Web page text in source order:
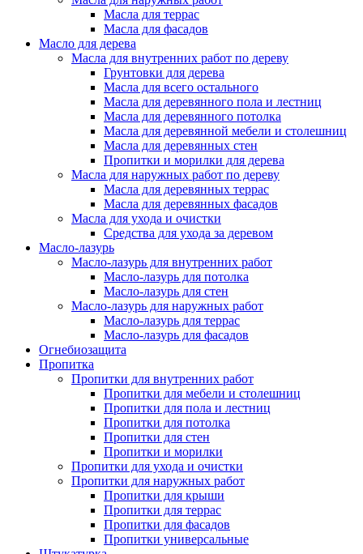
Масла для террас
Масла для фасадов
Масло для дерева
Масла для внутренних работ по дереву
Грунтовки для дерева
Масла для всего остального
Масла для деревянного пола и лестниц
Масла для деревянного потолка
Масла для деревянной мебели и столешниц
Масла для деревянных стен
Пропитки и морилки для дерева
Масла для наружных работ по дереву
Масла для деревянных террас
Масла для деревянных фасадов
Масла для ухода и очистки
Средства для ухода за деревом
Масло-лазурь
Масло-лазурь для внутренних работ
Масло-лазурь для потолка
Масло-лазурь для стен
Масло-лазурь для наружных работ
Масло-лазурь для террас
Масло-лазурь для фасадов
Огнебиозащита
Пропитка
Пропитки для внутренних работ
Пропитки для мебели и столешниц
Пропитки для пола и лестниц
Пропитки для потолка
Пропитки для стен
Пропитки и морилки
Пропитки для ухода и очистки
Пропитки для наружных работ
Пропитки для крыши
Пропитки для террас
Пропитки для фасадов
Пропитки универсальные